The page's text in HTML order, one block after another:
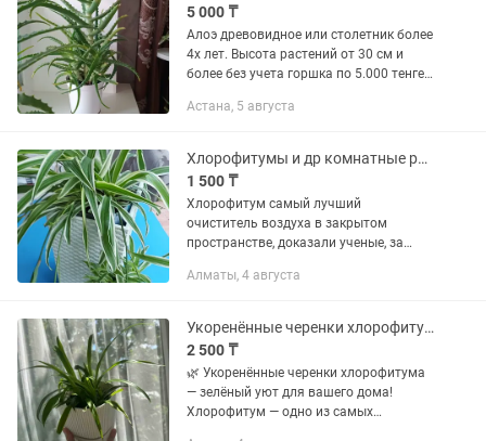
5 000 ₸
Алоэ древовидное или столетник более
4х лет. Высота растений от 30 см и
более без учета горшка по 5.000 тенге
очистка воздуха, Лиана эффективно
Астана, 5 августа
Хлорофитумы и др комнатные растения
1 500 ₸
Хлорофитум самый лучший
очиститель воздуха в закрытом
пространстве, доказали ученые, за
примерно 80% микробов в радиусе 12
1500тг до...
Алматы, 4 августа
Укоренённые черенки хлорофитума зелёный уют для вашего дома!
2 500 ₸
🌿 Укоренённые черенки хлорофитума
— зелёный уют для вашего дома!
Хлорофитум — одно из самых